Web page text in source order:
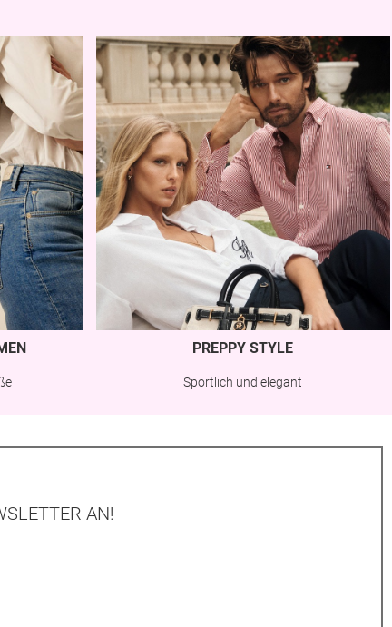
PREPPY STYLE
Sportlich und elegant
AN!